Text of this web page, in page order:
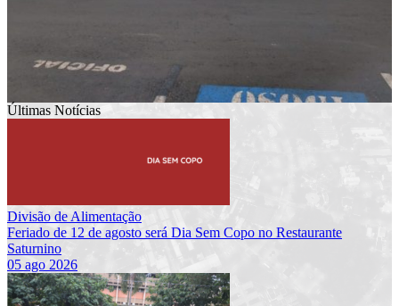
Últimas Notícias
Divisão de Alimentação
Feriado de 12 de agosto será Dia Sem Copo no Restaurante
Saturnino
05 ago 2026